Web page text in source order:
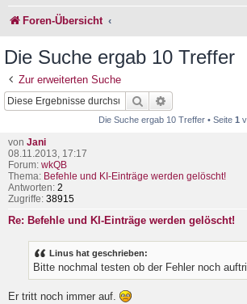
Foren-Übersicht
Die Suche ergab 10 Treffer
Zur erweiterten Suche
Suche
Die Suche ergab 10 Treffer • Seite 1
von Jani
08.11.2013, 17:17
Forum: wkQB
Thema: Befehle und KI-Einträge werden gelöscht!
Antworten: 2
Zugriffe: 38915
Re: Befehle und KI-Einträge werden gelöscht!
Linus hat geschrieben:
Bitte nochmal testen ob der Fehler noch
Er tritt noch immer auf.